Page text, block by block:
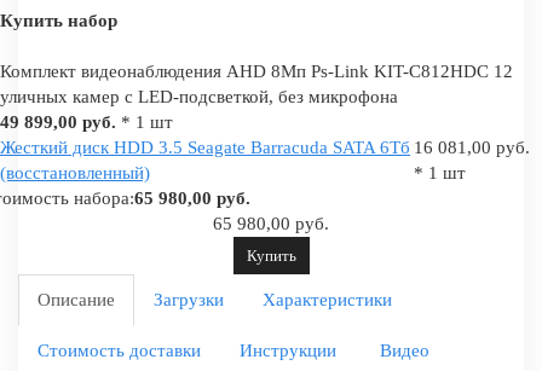
Купить набор
Комплект видеонаблюдения AHD 8Мп Ps-Link KIT-C812HDC 12
уличных камер с LED-подсветкой, без микрофона
49 899,00 руб. * 1 шт
Жесткий диск HDD 3.5 Seagate Barracuda SATA 6Tб
(восстановленный)
16 081,00 руб.
* 1 шт
набора:65 980,00 руб.
65 980,00 руб.
Купить
Описание Загрузки Характеристики
Стоимость доставки Инструкции Видео